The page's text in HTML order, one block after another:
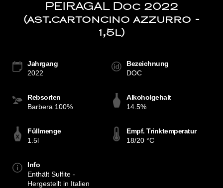
PEIRAGAL Doc 2022
(ast.cartoncino azzurro -
1,5l)
Jahrgang
2022
Bezeichnung
DOC
Rebsorten
Barbera 100%
Alkoholgehalt
14.5%
Füllmenge
1.5l
Empf. Trinktemperatur
18/20 °C
Info
Enthält Sulfite -
Hergestellt in Italien